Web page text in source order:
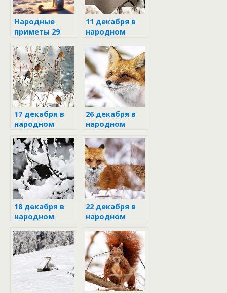
Народные
приметы 29
Агеев день
11 декабря в
народном
17 декабря в
народном
26 декабря в
народном
18 декабря в
народном
22 декабря в
народном